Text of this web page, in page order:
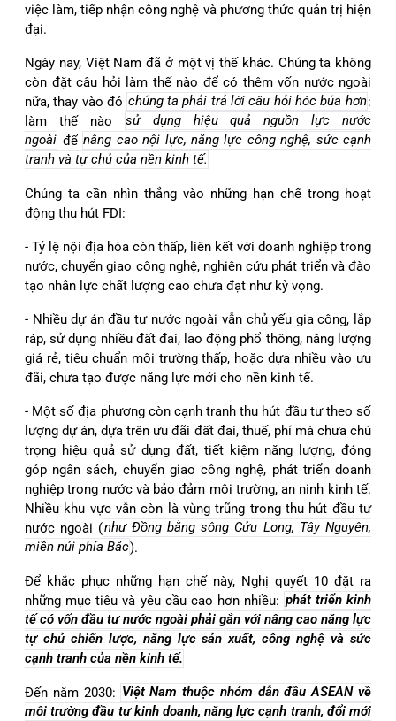
việc làm, tiếp nhận công nghệ và phương thức quản trị hiện
đại.
Ngày nay, Việt Nam đã ở một vị thế khác. Chúng ta không
còn đặt câu hỏi làm thế nào để có thêm vốn nước ngoài
nữa, thay vào đó chúng ta phải trả lời câu hỏi hóc búa hơn:
làm thế nào sử dụng hiệu quả nguồn lực nước
ngoài để nâng cao nội lực, năng lực công nghệ, sức cạnh
tranh và tự chủ của nền kinh tế.
Chúng ta cần nhìn thẳng vào những hạn chế trong hoạt
động thu hút FDI:
- Tỷ lệ nội địa hóa còn thấp, liên kết với doanh nghiệp trong
nước, chuyển giao công nghệ, nghiên cứu phát triển và đào
tạo nhân lực chất lượng cao chưa đạt như kỳ vọng.
- Nhiều dự án đầu tư nước ngoài vẫn chủ yếu gia công, lắp
ráp, sử dụng nhiều đất đai, lao động phổ thông, năng lượng
giá rẻ, tiêu chuẩn môi trường thấp, hoặc dựa nhiều vào ưu
đãi, chưa tạo được năng lực mới cho nền kinh tế.
- Một số địa phương còn cạnh tranh thu hút đầu tư theo số
lượng dự án, dựa trên ưu đãi đất đai, thuế, phí mà chưa chú
trọng hiệu quả sử dụng đất, tiết kiệm năng lượng, đóng
góp ngân sách, chuyển giao công nghệ, phát triển doanh
nghiệp trong nước và bảo đảm môi trường, an ninh kinh tế.
Nhiều khu vực vẫn còn là vùng trũng trong thu hút đầu tư
nước ngoài (như Đồng bằng sông Cửu Long, Tây Nguyên,
miền núi phía Bắc).
Để khắc phục những hạn chế này, Nghị quyết 10 đặt ra
những mục tiêu và yêu cầu cao hơn nhiều: phát triển kinh
tế có vốn đầu tư nước ngoài phải gắn với nâng cao năng lực
tự chủ chiến lược, năng lực sản xuất, công nghệ và sức
cạnh tranh của nền kinh tế.
Đến năm 2030: Việt Nam thuộc nhóm dẫn đầu ASEAN về
môi trường đầu tư kinh doanh, năng lực cạnh tranh, đổi mới